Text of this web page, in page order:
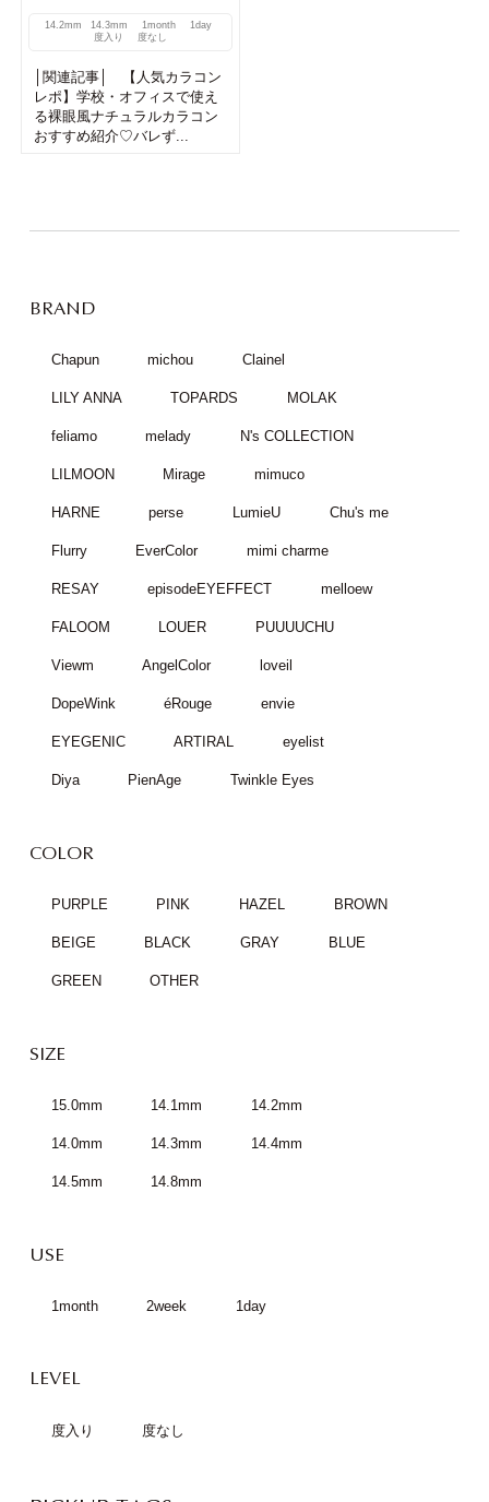
14.2mm 14.3mm 1month
1day
度入り
度なし
│関連記事│ 【人気カラコン
レポ】学校・オフィスで使え
る裸眼風ナチュラルカラコン
おすすめ紹介♡バレず...
BRAND
Chapun michou Clainel
LILY ANNA TOPARDS MOLAK
feliamo melady N's COLLECTION
LILMOON Mirage mimuco
HARNE perse LumieU Chu's me
Flurry EverColor mimi charme
RESAY episodeEYEFFECT melloew
FALOOM LOUER PUUUUCHU
Viewm AngelColor loveil
DopeWink éRouge envie
EYEGENIC ARTIRAL eyelist
Diya PienAge Twinkle Eyes
COLOR
PURPLE PINK HAZEL BROWN
BEIGE BLACK GRAY BLUE
GREEN OTHER
SIZE
15.0mm 14.1mm 14.2mm
14.0mm 14.3mm 14.4mm
14.5mm 14.8mm
USE
1month 2week 1day
LEVEL
度入り 度なし